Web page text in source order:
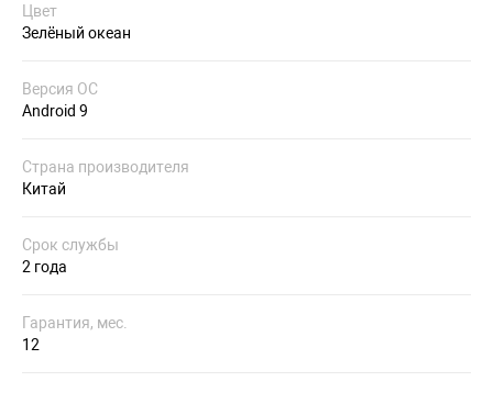
Цвет
Зелёный океан
Версия ОС
Android 9
Страна производителя
Китай
Срок службы
2 года
Гарантия, мес.
12